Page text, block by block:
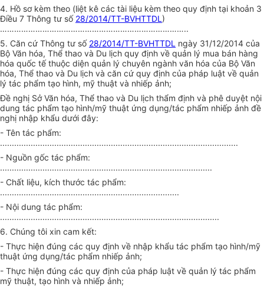
4. Hồ sơ kèm theo (liệt kê các tài liệu kèm theo quy định tại khoản 3
Điều 7 Thông tư số 28/2014/TT-BVHTTDL )
……………………………………………………………………..
5. Căn cứ Thông tư số 28/2014/TT-BVHTTDL ngày 31/12/2014 của
Bộ Văn hóa, Thể thao và Du lịch quy định về quản lý mua bán hàng
hóa quốc tế thuộc diện quản lý chuyên ngành văn hóa của Bộ Văn
hóa, Thể thao và Du lịch và căn cứ quy định của pháp luật về quản
lý tác phẩm tạo hình, mỹ thuật và nhiếp ảnh;
Đề nghị Sở Văn hóa, Thể thao và Du lịch thẩm định và phê duyệt nội
dung tác phẩm tạo hình/mỹ thuật ứng dụng/tác phẩm nhiếp ảnh đề
nghị nhập khẩu dưới đây:
- Tên tác phẩm:
.....................................................................................................
- Nguồn gốc tác phẩm:
..........................................................................................
- Chất liệu, kích thước tác phẩm:
............................................................................
- Nội dung tác phẩm:
.............................................................................................
6. Chúng tôi xin cam kết:
- Thực hiện đúng các quy định về nhập khẩu tác phẩm tạo hình/mỹ
thuật ứng dụng/tác phẩm nhiếp ảnh;
- Thực hiện đúng các quy định của pháp luật về quản lý tác phẩm
mỹ thuật, tạo hình và nhiếp ảnh;